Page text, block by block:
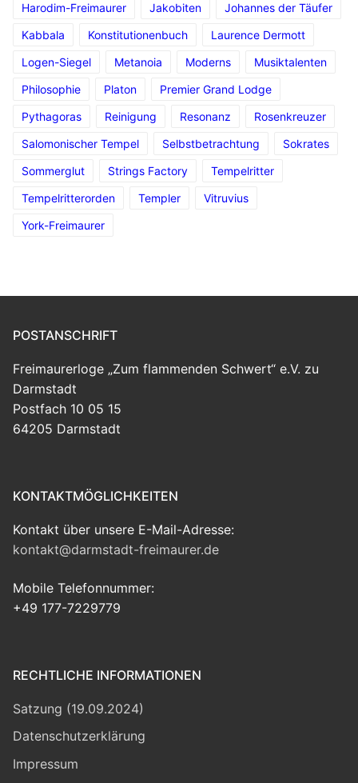
Harodim-Freimaurer
Jakobiten
Johannes der Täufer
Kabbala
Konstitutionenbuch
Laurence Dermott
Logen-Siegel
Metanoia Moderns
Musiktalenten
Philosophie
Platon
Premier Grand Lodge
Pythagoras
Reinigung Resonanz
Rosenkreuzer
Salomonischer Tempel
Selbstbetrachtung
Sokrates
Sommerglut
Strings Factory
Tempelritter
Tempelritterorden
Templer
Vitruvius
York-Freimaurer
POSTANSCHRIFT
Freimaurerloge „Zum flammenden Schwert“ e.V. zu
Darmstadt
Postfach 10 05 15
64205 Darmstadt
KONTAKTMÖGLICHKEITEN
Kontakt über unsere E-Mail-Adresse:
kontakt@darmstadt-freimaurer.de
Mobile Telefonnummer:
+49 177-7229779
RECHTLICHE INFORMATIONEN
Satzung (19.09.2024)
Datenschutzerklärung
Impressum